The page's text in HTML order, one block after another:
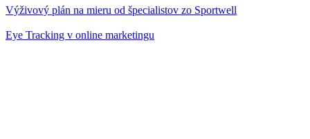
Výživový plán na mieru od špecialistov zo Sportwell
Eye Tracking v online marketingu